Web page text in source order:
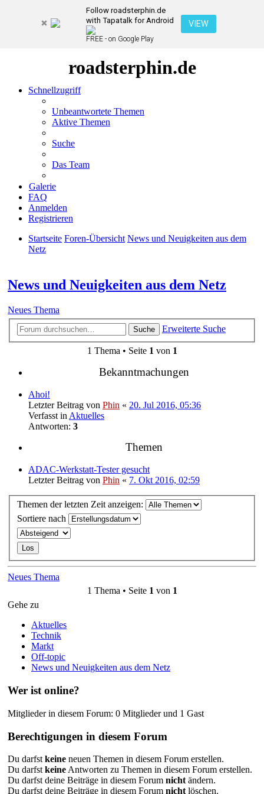
Follow roadsterphin.de
with Tapatalk for Android
FREE - on Google Play
VIEW
roadsterphin.de
Schnellzugriff
Unbeantwortete Themen
Aktive Themen
Suche
Das Team
Galerie
FAQ
Anmelden
Registrieren
Startseite Foren-Übersicht News und Neuigkeiten aus dem
Netz
News und Neuigkeiten aus dem Netz
Neues Thema
Suche Erweiterte Suche
1 Thema • Seite 1 von 1
Bekanntmachungen
Ahoi!
Letzter Beitrag von Phin « 20. Jul 2016, 05:36
Verfasst in Aktuelles
Antworten: 3
Themen
ADAC-Werkstatt-Tester gesucht
Letzter Beitrag von Phin « 7. Okt 2016, 02:59
Themen der letzten Zeit anzeigen:
Sortiere nach
Neues Thema
1 Thema • Seite 1von 1
Gehe zu
Aktuelles
Technik
Markt
Off-topic
News und Neuigkeiten aus dem Netz
Wer ist online?
Mitglieder in diesem Forum: 0 Mitglieder und 1 Gast
Berechtigungen in diesem Forum
Du darfst keine neuen Themen in diesem Forum erstellen.
Du darfst keine Antworten zu Themen in diesem Forum erstellen.
Du darfst deine Beiträge in diesem Forum nicht ändern.
Du darfst deine Beiträge in diesem Forum nicht löschen.